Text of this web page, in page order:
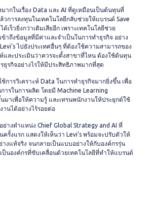
มากในเรื่อง Data และ AI ที่ดูเหมือนเป็นต้นทุนที่
วการลงทุนในเทคโนโลยีกลับช่วยให้แบรนด์ Save
เร็วยิ่งกว่าเดิมเสียอีก เพราะเทคโนโลยีช่วย
ข้าถึงข้อมูลที่มีค่าและจำเป็นในการทำธุรกิจ อย่าง
ไปยังประเทศอื่นๆ ที่ต้องใช้ความสามารถของ
และประเมินว่าควรจะตั้งสาขาที่ไหน ต้องใช้ต้นทุน
ธุรกิจอย่างไรให้มีประสิทธิภาพมากที่สุด
ช้การวิเคราะห์ Data ในการทำธุรกิจมากยิ่งขึ้น เพื่อ
ารในการผลิต โดยมี Machine Learning
มาเพื่อให้ความรู้ และเทรนพนักงานให้ประยุกต์ใช้
านได้อย่างไร้รอยต่อ
ย่างตำแหน่ง Chief Global Strategy and AI ที่
ครั้งแรก แสดงให้เห็นว่า Levi’s พร้อมจะปรับตัวให้
างแท้จริง จนกลายเป็นแบบอย่างให้กับองค์กรรุ่น
ป็นองค์กรที่ขับเคลื่อนด้วยเทคโนโลยีที่ทำให้แบรนด์